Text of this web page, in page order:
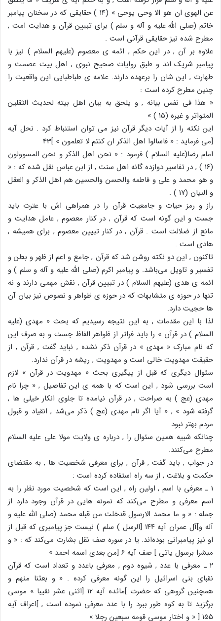
عن الهوی ان هو الا وحی یوحی » (14 ) حقایقی که در سخنان پیامبر
خاتم (صلی الله علیه و آله و سلم ) برای تبیین قرآن و هدایت امت ,
مطرح شده نیز حقایقی قرآنی است .
علاوه بر آن , در این حکم , ائمه ی معصوم (علیهم السلام ) نیز با
پیامبر شریک اند و طبق روایات صحیح نبوی , اهل بیت عصمت و
طهارت , این شان را برعهده دارند. علامه ی طباطبایی این واقعیت را
چنین مطرح کرده است :
« هذا فی نفس بیانه , و یلحق به بیان اهل بیته لحدیث الثقلین
المتواتر و غیره (۱۵ ) »
این نکته را از آیات دیگر قرآن نیز می توان استنباط کرد . نحل آیه
[می فرماید : « فاسالوا اهل الذکر ان کنتم لا تعلمون » ]43
امام رضا(علیه السلام ) فرمود : « نحن اهل الذکر و نحن المسوولون
(۱۶ ) , در تفاسیر دوازده گانه اهل سنت , از ابن عباس نقل شده که : «
و هو محمد و علی و فاطمه والحسن والحسین هم اهل الذکر و العقل
و البیان (۱۷ ) .
راز و رمز حیات و جامعیت قرآن را در همراهی اش با عترت باید
جست و این گونه است که قرآن , در کنار معصوم , عامل هدایت و
مانع از ضلالت است . قرآن , در کنار تبیین معصوم , برای همیشه ,
هادی است .
تاکنون , این دو نکته روشن شد که قرآن , جامع و اعم از ظهر و بطن و
تفسیر و تاویل می‌باشد. و پیامبر اکرم (صلی الله علیه و آله و سلم ) و
ائمه ی هدی (علیهم السلام ) در تبیین قرآن , نقش مهمی دارند و نه
تنها در حوزه ی متشابهات که در حوزه ی ظواهر و نصوص نیز بیان آن
ها حجیت دارد.
لذا با این مقدمات , به این نتیجه رسیدیم که بحث « مهدی (علیه
السلام ) در قرآن » را باید فراتر از ظواهر الفاظ جست و به صرف این
که نام مبارک « مهدی » در قرآن ذکر نشده , نباید گفت , قرآن , از
حقیقت مهدویت خالی است و مهدویت , ریشه در قرآن ندارد.
سئوال دیگری که قبل از پیگیری بحث « مهدویت در قرآن » لازم
است بررسی شود , این است که با همه ی این تفاصیل , « چرا نام
مهدی (عج ) به صراحت , در قرآن نیامده تا جلوی انکار خیلی ها ,
گرفته شود » , « آیا اگر نام مهدی (عج ) ذکر می‌شد , انقیاد و قبول
مردم بهتر نبود
چنانکه شبیه همین سئوال را , درباره ی ولایت مولا علی علیه السلام
مطرح می‌کنند.
در جواب , باید گفت , قرآن , برای معرفی شخصیت ها , به مقتضای
حکمت و بلاغت , از سه راه استفاده کرده است :
۱ ـ معرفی با اسم , اولین راه , این است که شخصیت مورد نظر را به
اسم معرفی و مطرح می‌کند که نمونه هایی در قرآن وجود دارد از
جمله : « و ما محمد الارسول قدخلت من قبله محمد (صلی الله علیه و
آله و]آل عمران آیه ۱۴۴ [الرسل ) سلم ) نیست جز پیامبری که قبل از
او نیز پیامبرانی بوده‌اند. یا در سوره صف نقل بشارت می‌کند که : « و
مبشرا برسول یاتی ] صف آیه ۶ [من بعدی اسمه احمد »
۲ ـ معرفی با عدد , شیوه دوم , معرفی باعدد و تعداد است که قرآن
نقبای بنی اسرائیل را این گونه معرفی کرده . « و بعثنا منهم و
همچنین گروهی که حضرت ]مائده آیه ۱۲ [اثنی عشر نقیبا » موسی
برگزید تا به کوه طور ببرد را با عدد معرفی نموده است , ]اعراف آیه
۱۵۵ [ « و اختار موسی قومه سبعین رجلا »